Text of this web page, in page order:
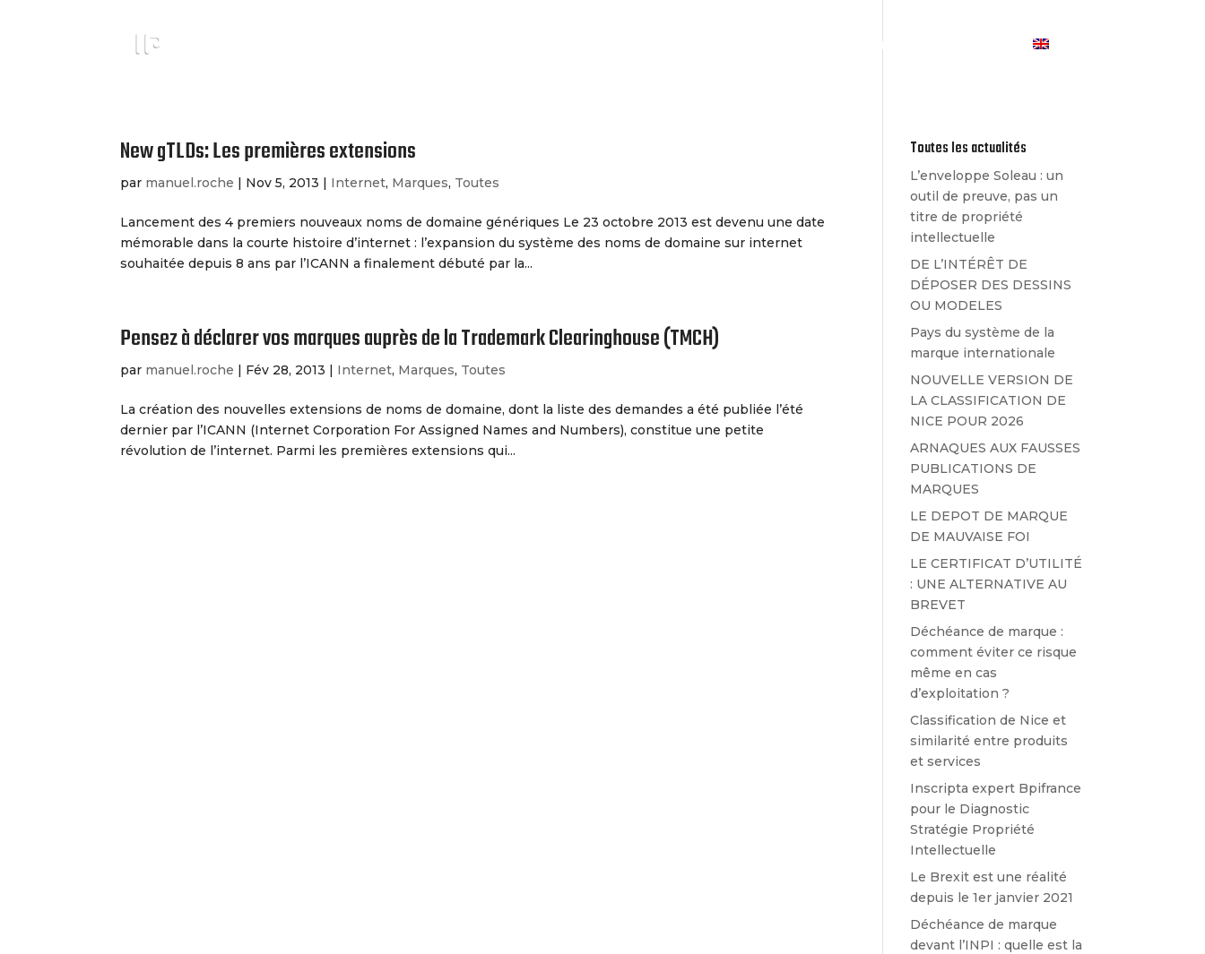
Les Actualités
New gTLDs: Les premières extensions
par manuel.roche | Nov 5, 2013 | Internet, Marques, Toutes
Lancement des 4 premiers nouveaux noms de domaine génériques Le 23 octobre 2013 est devenu une date
mémorable dans la courte histoire d’internet : l’expansion du système des noms de domaine sur internet
souhaitée depuis 8 ans par l’ICANN a finalement débuté par la...
Pensez à déclarer vos marques auprès de la Trademark Clearinghouse (TMCH)
par manuel.roche | Fév 28, 2013 | Internet, Marques, Toutes
La création des nouvelles extensions de noms de domaine, dont la liste des demandes a été publiée l’été
dernier par l’ICANN (Internet Corporation For Assigned Names and Numbers), constitue une petite
révolution de l’internet. Parmi les premières extensions qui...
Toutes les actualités
L’enveloppe Soleau : un
outil de preuve, pas un
titre de propriété
intellectuelle
DE L’INTÉRÊT DE
DÉPOSER DES DESSINS
OU MODELES
Pays du système de la
marque internationale
NOUVELLE VERSION DE
LA CLASSIFICATION DE
NICE POUR 2026
ARNAQUES AUX FAUSSES
PUBLICATIONS DE
MARQUES
LE DEPOT DE MARQUE
DE MAUVAISE FOI
LE CERTIFICAT D’UTILITÉ
: UNE ALTERNATIVE AU
BREVET
Déchéance de marque :
comment éviter ce risque
même en cas
d’exploitation ?
Classification de Nice et
similarité entre produits
et services
Inscripta expert Bpifrance
pour le Diagnostic
Stratégie Propriété
Intellectuelle
Le Brexit est une réalité
depuis le 1er janvier 2021
Déchéance de marque
devant l’INPI : quelle est la